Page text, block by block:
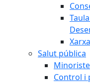
Salut pública
Control i